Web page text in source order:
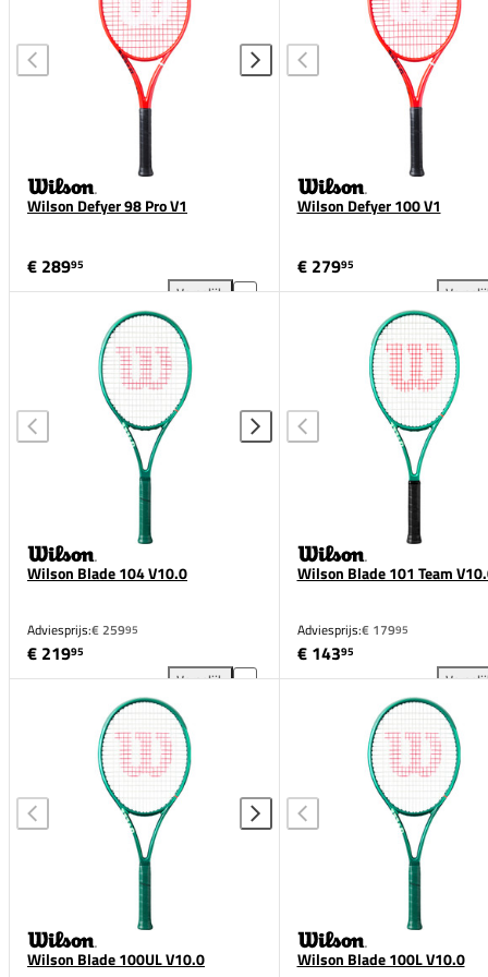
Wilson Defyer 98 Pro V1
€ 28995
Vergelijk
Wilson Defyer 98 Pro V1 toevoegen aan
Wilson Defyer 100 V1
€ 27995
Wilson Blade 104 V10.0
Adviesprijs:€ 25995
€ 21995
Vergelijk
Wilson Blade 104 V10.0 toevoegen aan vergelijking
Wilson Blade 101 Team
Adviesprijs:€ 17995
€ 14395
Wilson Blade 100UL V10.0 Wilson Blade 100L V10.0